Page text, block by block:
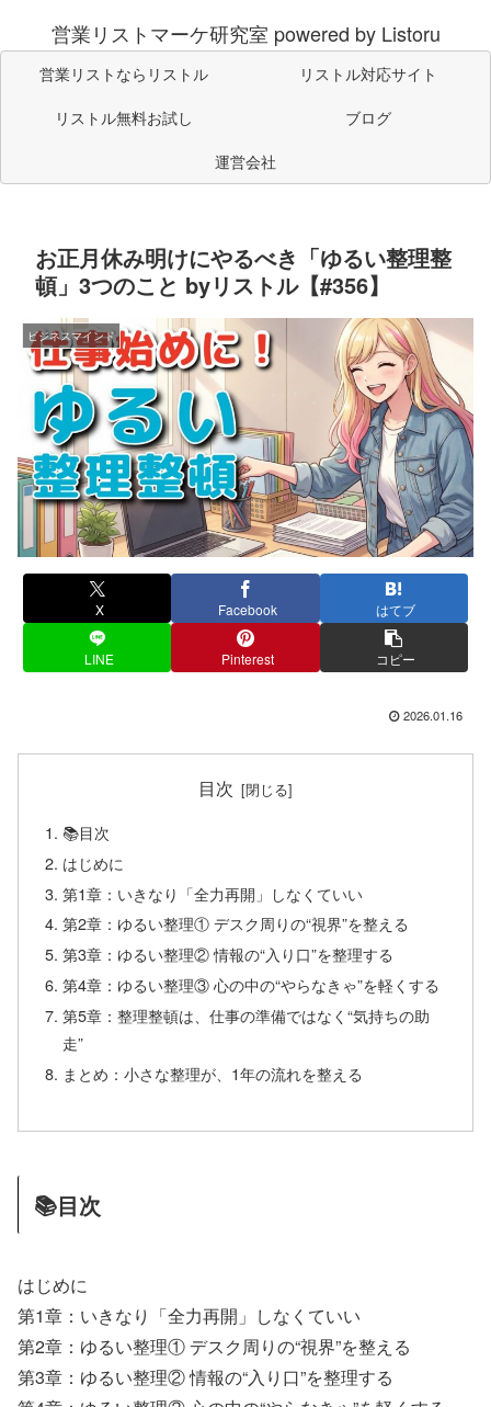
営業リストマーケ研究室 powered by Listoru
営業リストならリストル
リストル対応サイト
リストル無料お試し
ブログ
運営会社
お正月休み明けにやるべき「ゆるい整理整
頓」3つのこと byリストル【#356】
ビジネスマインド
X Facebook はてブ
LINE Pinterest コピー
2026.01.16
目次
📚目次
はじめに
第1章：いきなり「全力再開」しなくていい
第2章：ゆるい整理① デスク周りの“視界”を整える
第3章：ゆるい整理② 情報の“入り口”を整理する
第4章：ゆるい整理③ 心の中の“やらなきゃ”を軽くする
第5章：整理整頓は、仕事の準備ではなく“気持ちの助
走”
まとめ：小さな整理が、1年の流れを整える
📚目次
はじめに
第1章：いきなり「全力再開」しなくていい
第2章：ゆるい整理① デスク周りの“視界”を整える
第3章：ゆるい整理② 情報の“入り口”を整理する